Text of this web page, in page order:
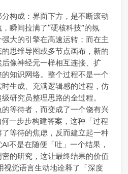
构成：界面下方，是不断滚动
瞬间拉满了“硬核科技”的氛
大的引擎在高速运转；而在主
思维导图或多节点画布，新的
后像神经元一样相互连接、扩
知识网络。整个过程不是一个
生成、充满逻辑感的过程，仿
研究员整理思路的全过程。
等待者，而变成了一个饶有兴
一步步构建答案，这种「过程
等待的焦虑，反而建立起一种
不是在随便「吐」一个结果，
的研究，这让最终结果的价值
视觉语言生动地诠释了「深度